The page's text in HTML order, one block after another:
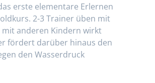
erste elementare Erlernen
2-3 Trainer üben mit
anderen Kindern wirkt
fördert darüber hinaus den
den Wasserdruck